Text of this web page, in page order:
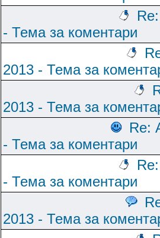
- Тема за коментари
2013 - Тема за
2013 - Тема за
Re:
- Тема за коментари
- Тема за коментари
2013 - Тема за